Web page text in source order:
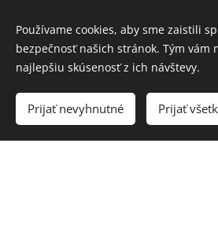
usporiadaných Viedenskými
hudbu študoval napr. u Sándora
Norberta Brainina, Güntera Pichlera
zakladajúcich členov súboru Eugen
okrem intenzívnej koncertnej činnosti
pre Slovenský rozhlas. Ako
Symfonickým orchestrom
Používame cookies, aby sme zaistili
bezpečnosť našich stránok. Tým vám
najlepšiu skúsenosť z ich návštevy.
Prijať nevyhnutné Prijať